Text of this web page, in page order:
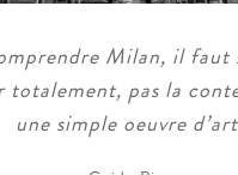
Milan, il faut
totalement, pas la
une simple oeuvre